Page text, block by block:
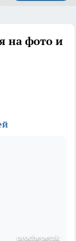
на фото и
prochepetsk